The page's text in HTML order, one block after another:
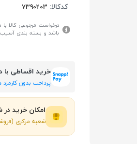
کدکالا:
درخواست مرجوعی کالا با
باشد و بسته بندی آسیب
خرید اقساطی با
پرداخت بدون کارمزد در ۴
امکان خرید
شعبه مرکزی